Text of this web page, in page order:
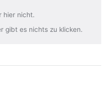
hier nicht.
gibt es nichts zu klicken.